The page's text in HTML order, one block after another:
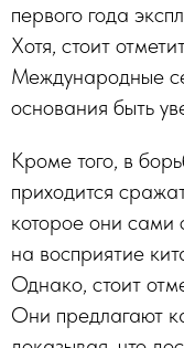
первого года
Хотя, стоит
Международные
основания быть
Кроме того, в
приходится
которое они сами
на восприятие
Однако, стоит
Они предлагают